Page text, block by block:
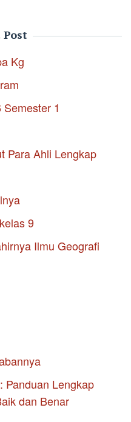
Post
Kg
1
Para Ahli Lengkap
9
Ilmu Geografi
Panduan Lengkap
dan Benar